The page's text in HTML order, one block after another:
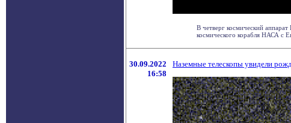
В четверг космический
космического корабля НАСА с
30.09.2022
16:58
Наземные телескопы увидели